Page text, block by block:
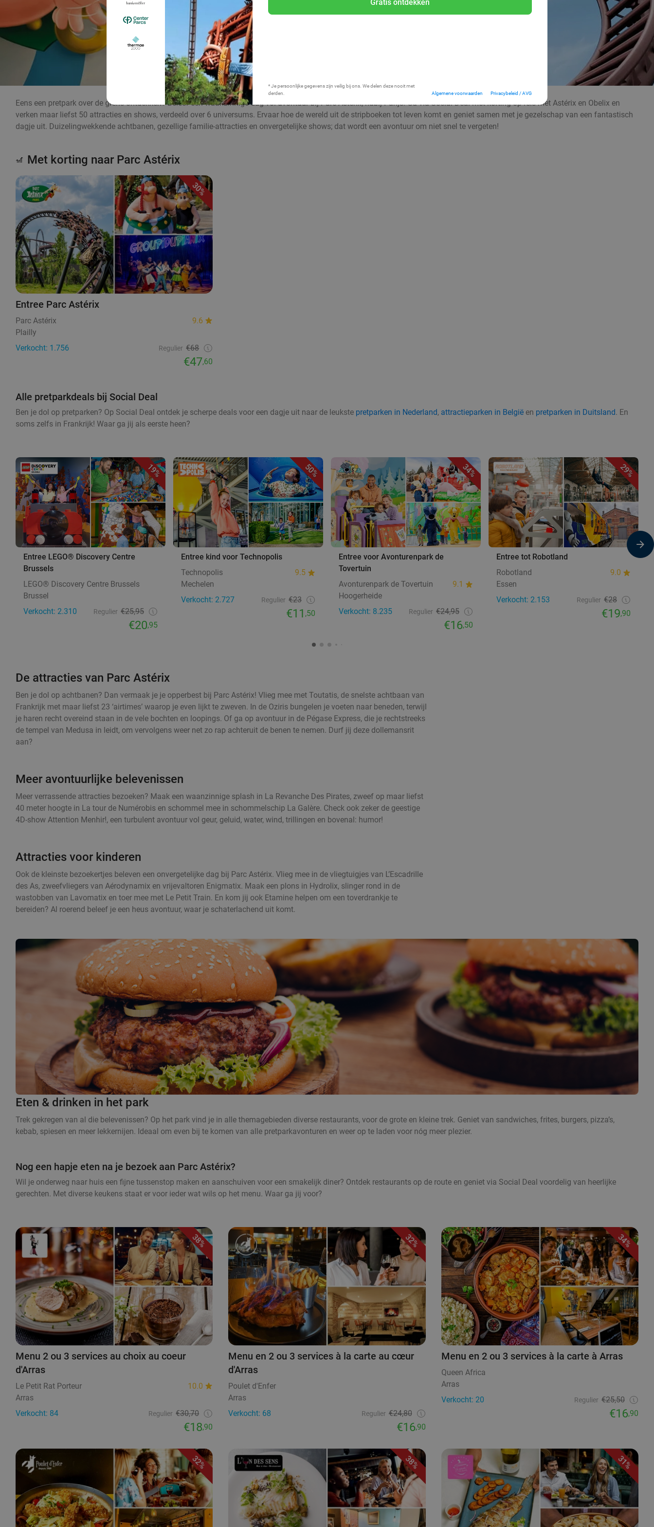
Gratis ontdekken
* Je persoonlijke gegevens zijn veilig bij ons. We delen deze nooit met
derden.
Algemene voorwaarden Privacybeleid / AVG
Eens een pretpark over de grens ontdekken? Beleef een waanzinnige dag vol avontuur bij Parc Astérix, nabij Parijs! Ga via Social Deal met korting op reis met Astérix en Obelix en
verken maar liefst 50 attracties en shows, verdeeld over 6 universums. Ervaar hoe de wereld uit de stripboeken tot leven komt en geniet samen met je gezelschap van een fantastisch
dagje uit. Duizelingwekkende achtbanen, gezellige familie-attracties en onvergetelijke shows; dat wordt een avontuur om niet snel te vergeten!
🎢 Met korting naar Parc Astérix
30%
Entree Parc Astérix
Parc Astérix
9.6
Plailly
Verkocht: 1.756
Regulier €68
€47,60
Alle pretparkdeals bij Social Deal
Ben je dol op pretparken? Op Social Deal ontdek je scherpe deals voor een dagje uit naar de leukste pretparken in Nederland, attractieparken in België en pretparken in Duitsland. En
soms zelfs in Frankrijk! Waar ga jij als eerste heen?
19%
Entree LEGO® Discovery Centre
Brussels
LEGO® Discovery Centre Brussels
Brussel
Verkocht: 2.310
Regulier €25,95
€20,95
50%
Entree kind voor Technopolis
Technopolis
9.5
Mechelen
Verkocht: 2.727
Regulier €23
€11 ,50
34%
Entree voor Avonturenpark de
Tovertuin
Avonturenpark de Tovertuin
9.1
Hoogerheide
Verkocht: 8.235
Regulier €24,95
€16,50
29%
Entree tot Robotland
Robotland
9.0
Essen
Verkocht: 2.153
Regulier €28
€19,90
De attracties van Parc Astérix
Ben je dol op achtbanen? Dan vermaak je je opperbest bij Parc Astérix! Vlieg mee met Toutatis, de snelste achtbaan van
Frankrijk met maar liefst 23 ‘airtimes’ waarop je even lijkt te zweven. In de Oziris bungelen je voeten naar beneden, terwijl
je haren recht overeind staan in de vele bochten en loopings. Of ga op avontuur in de Pégase Express, die je rechtstreeks
de tempel van Medusa in leidt, om vervolgens weer net zo rap achteruit de benen te nemen. Durf jij deze dollemansrit
aan?
Meer avontuurlijke belevenissen
Meer verrassende attracties bezoeken? Maak een waanzinnige splash in La Revanche Des Pirates, zweef op maar liefst
40 meter hoogte in La tour de Numérobis en schommel mee in schommelschip La Galère. Check ook zeker de geestige
4D-show Attention Menhir!, een turbulent avontuur vol geur, geluid, water, wind, trillingen en bovenal: humor!
Attracties voor kinderen
Ook de kleinste bezoekertjes beleven een onvergetelijke dag bij Parc Astérix. Vlieg mee in de vliegtuigjes van L’Escadrille
des As, zweefvliegers van Aérodynamix en vrijevaltoren Enigmatix. Maak een plons in Hydrolix, slinger rond in de
wastobben van Lavomatix en toer mee met Le Petit Train. En kom jij ook Etamine helpen om een toverdrankje te
bereiden? Al roerend beleef je een heus avontuur, waar je schaterlachend uit komt.
Eten & drinken in het park
Trek gekregen van al die belevenissen? Op het park vind je in alle themagebieden diverse restaurants, voor de grote en kleine trek. Geniet van sandwiches, frites, burgers, pizza’s,
kebab, spiesen en meer lekkernijen. Ideaal om even bij te komen van alle pretparkavonturen en weer op te laden voor nóg meer plezier.
Nog een hapje eten na je bezoek aan Parc Astérix?
Wil je onderweg naar huis een fijne tussenstop maken en aanschuiven voor een smakelijk diner? Ontdek restaurants op de route en geniet via Social Deal voordelig van heerlijke
gerechten. Met diverse keukens staat er voor ieder wat wils op het menu. Waar ga jij voor?
38%
Menu 2 ou 3 services au choix au coeur
d'Arras
Le Petit Rat Porteur
10.0
Arras
Verkocht: 84
Regulier €30,70
€18,90
32%
Menu en 2 ou 3 services à la carte au cœur
d'Arras
Poulet d'Enfer
Arras
Verkocht: 68
Regulier €24,80
€16,90
34%
Menu en 2 ou 3 services à la carte à Arras
Queen Africa
Arras
Verkocht: 20
Regulier €25,50
€16,90
32% 38% 31%